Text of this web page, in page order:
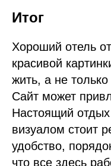
Итог
Хороший отель
красивой
жить, а не
Сайт может
Настоящий отдых
визуалом стоит
удобство,
что все здесь